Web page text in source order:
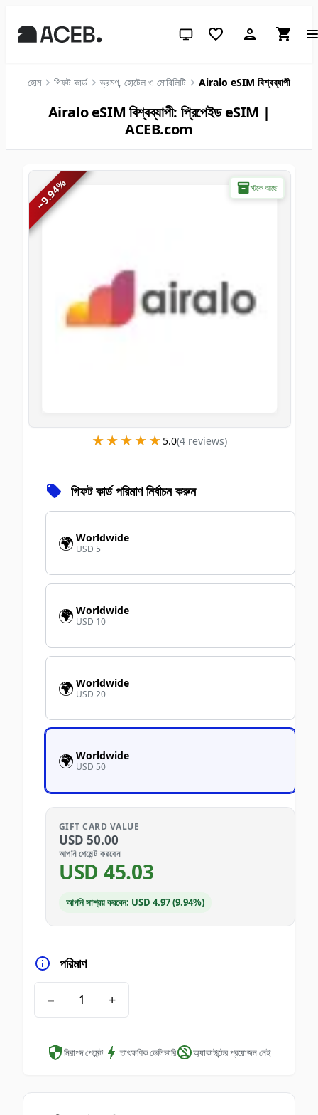
সিস্টেম থিম (লাইটের জন্য ক্লিক করুন)
হোম গিফট কার্ড ভ্রমণ, হোটেল ও মোবিলিটি Airalo eSIM বিশ্বব্যাপী
Airalo eSIM বিশ্বব্যাপী: প্রিপেইড eSIM |
ACEB.com
স্টকে আছে
−
9.94
%
★★★★★
★★★★★5.0(4reviews)
গিফট কার্ড পরিমাণ নির্বাচন করুন
🌍 Worldwide
USD 5
🌍 Worldwide
USD 10
🌍 Worldwide
USD 20
🌍 Worldwide
USD 50
GIFT CARD VALUE
USD 50.00
আপনি পেমেন্ট করবেন
USD 45.03
আপনি সাশ্রয় করবেন: USD 4.97 (9.94%)
পরিমাণ
− +
নিরাপদ পেমেন্ট তাৎক্ষণিক ডেলিভারি অ্যাকাউন্টের প্রয়োজন নেই